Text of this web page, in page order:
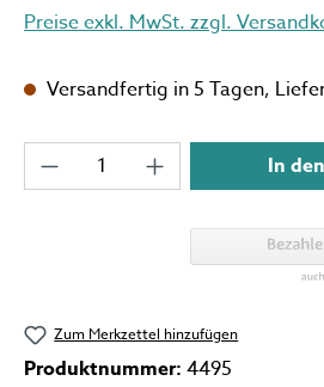
Preise exkl. MwSt. zzgl.
Versandfertig in 5 Tagen,
Produkt Anzahl: GibIn
Zum Merkzettel hinzufügen
Produktnummer: 4495